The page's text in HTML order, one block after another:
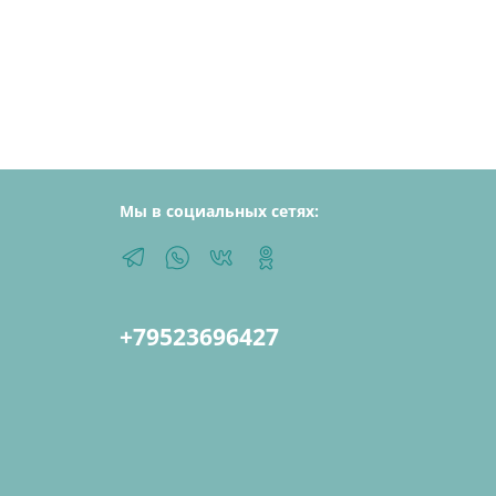
Мы в социальных сетях:
+79523696427